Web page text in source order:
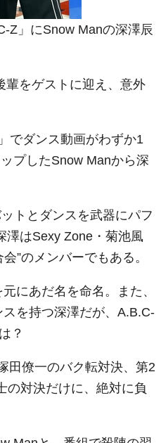
Z」にSnow Manの深澤辰
輩をゲストに迎え、意外
でダンス動画がわずか1
プしたSnow Manから深
トとダンスを武器にパフ
澤はSexy Zone・菊池風
”のメンバーでもある。
にあだ名を命名。また、
を持つ深澤だが、A.B.C-
？
田僚一のバク転対決、第2
の対決だけに、絶対に負